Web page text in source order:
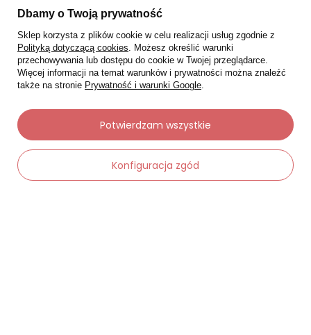
Moje zamówienia
Status zamówienia
Śledzenie przesyłki
Chcę zareklamować produkt
Chcę zwrócić produkt
Chcę wymienić towar
Kontakt
Dbamy o Twoją prywatność
Sklep korzysta z plików cookie w celu realizacji usług zgodnie z
Polityką dotyczącą cookies. Możesz określić warunki
przechowywania lub dostępu do cookie w Twojej przeglądarce.
Więcej informacji na temat warunków i prywatności można znaleźć
także na stronie Prywatność i warunki Google.
Konfiguracja zgód
Potwierdzam wszystkie